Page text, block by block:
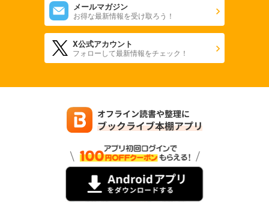
メールマガジン
お得な最新情報を受け取ろう！
X公式アカウント
フォローして最新情報をチェック！